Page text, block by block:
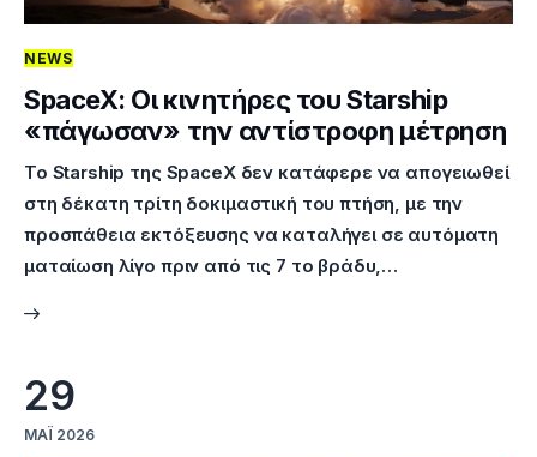
Blog
NEWS
SpaceX: Οι κινητήρες του Starship
«πάγωσαν» την αντίστροφη μέτρηση
Το Starship της SpaceX δεν κατάφερε να απογειωθεί
στη δέκατη τρίτη δοκιμαστική του πτήση, με την
προσπάθεια εκτόξευσης να καταλήγει σε αυτόματη
ματαίωση λίγο πριν από τις 7 το βράδυ,…
29
ΜΆΙ 2026